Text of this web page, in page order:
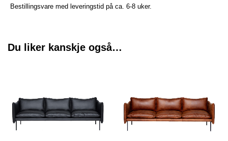
Bestillingsvare med leveringstid på ca. 6-8 uker.
Du liker kanskje også…